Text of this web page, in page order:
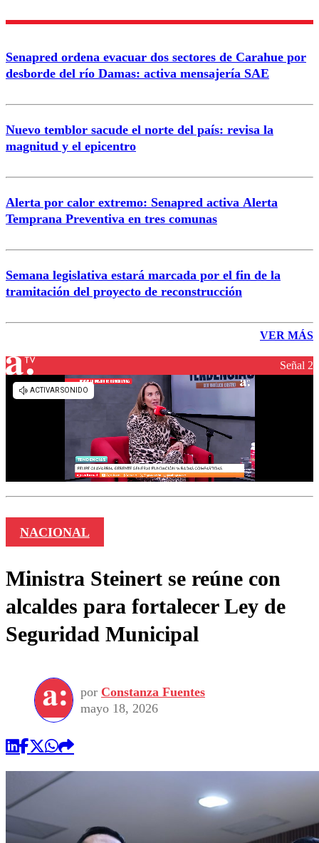
Enviar comentario
Senapred ordena evacuar dos sectores de Carahue por
desborde del río Damas: activa mensajería SAE
Nuevo temblor sacude el norte del país: revisa la
magnitud y el epicentro
Alerta por calor extremo: Senapred activa Alerta
Temprana Preventiva en tres comunas
Semana legislativa estará marcada por el fin de la
tramitación del proyecto de reconstrucción
VER MÁS
Señal 2
NACIONAL
Ministra Steinert se reúne con
alcaldes para fortalecer Ley de
Seguridad Municipal
por Constanza Fuentes
mayo 18, 2026